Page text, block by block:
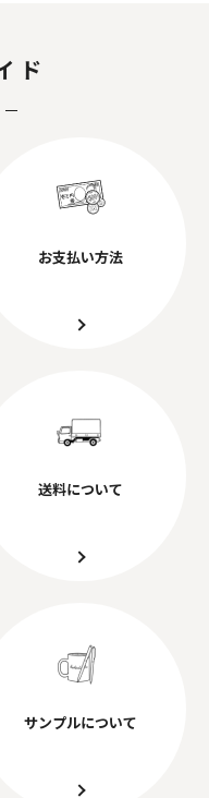
ド
お支払い方法
送料について
サンプルについて